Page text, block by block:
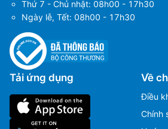
Thứ 7 - Chủ nhật: 08h00 - 17h30
Ngày lễ, Tết: 08h00 - 17h30
Tải ứng dụng Về
Điều
Chính